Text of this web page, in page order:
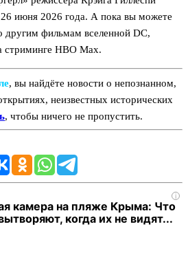
26 июня 2026 года. А пока вы можете
другим фильмам вселенной DC,
стриминге HBO Max.
, вы найдёте новости о непознанном,
неизвестных исторических
, чтобы ничего не пропустить.
i
камера на пляже Крыма: Что
когда их не видят...